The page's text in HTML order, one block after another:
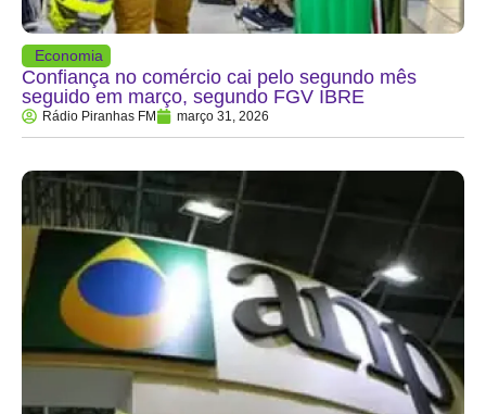
Economia
Confiança no comércio cai pelo segundo mês
seguido em março, segundo FGV IBRE
Rádio Piranhas FM março 31, 2026